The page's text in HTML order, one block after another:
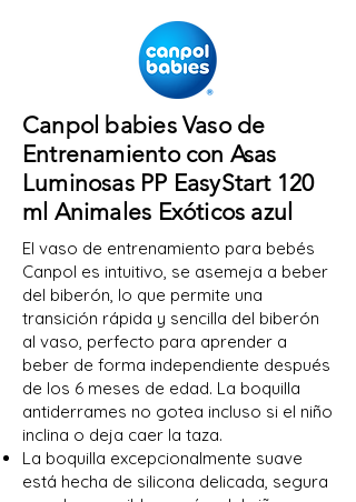
Canpol babies Vaso de
Entrenamiento con Asas
Luminosas PP EasyStart 120
ml Animales Exóticos azul
El vaso de entrenamiento para bebés
Canpol es intuitivo, se asemeja a beber
del biberón, lo que permite una
transición rápida y sencilla del biberón
al vaso, perfecto para aprender a
beber de forma independiente después
de los 6 meses de edad. La boquilla
antiderrames no gotea incluso si el niño
inclina o deja caer la taza.
La boquilla excepcionalmente suave
está hecha de silicona delicada, segura